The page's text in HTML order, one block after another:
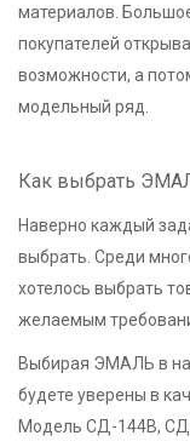
материалов.
покупателей
возможности, а
модельный ряд.
Как выбрать
Наверно каждый
выбрать. Среди
хотелось выбрать
желаемым
Выбирая ЭМАЛЬ в
будете уверены в
Модель СД-144В,